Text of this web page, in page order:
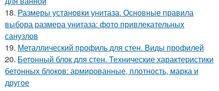
18. Размеры установки унитаза. Основные правила
выбора размера унитаза: фото привлекательных
санузлов
19. Металлический профиль для стен. Виды профилей
20. Бетонный блок для стен. Технические характеристики
бетонных блоков: армированные, плотность, марка и
другое